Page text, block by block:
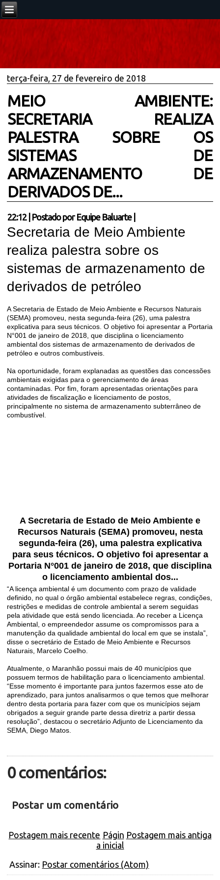
terça-feira, 27 de fevereiro de 2018
MEIO AMBIENTE:
SECRETARIA REALIZA
PALESTRA SOBRE OS
SISTEMAS DE
ARMAZENAMENTO DE
DERIVADOS DE...
22:12| Postado por Equipe Baluarte
Secretaria de Meio Ambiente
realiza palestra sobre os
sistemas de armazenamento de
derivados de petróleo
A Secretaria de Estado de Meio Ambiente e Recursos Naturais
(SEMA) promoveu, nesta segunda-feira (26), uma palestra
explicativa para seus técnicos. O objetivo foi apresentar a Portaria
N°001 de janeiro de 2018, que disciplina o licenciamento
ambiental dos sistemas de armazenamento de derivados de
petróleo e outros combustíveis.
Na oportunidade, foram explanadas as questões das concessões
ambientais exigidas para o gerenciamento de áreas
contaminadas. Por fim, foram apresentadas orientações para
atividades de fiscalização e licenciamento de postos,
principalmente no sistema de armazenamento subterrâneo de
combustível.
A Secretaria de Estado de Meio Ambiente e
Recursos Naturais (SEMA) promoveu, nesta
segunda-feira (26), uma palestra explicativa
para seus técnicos. O objetivo foi apresentar a
Portaria N°001 de janeiro de 2018, que disciplina
o licenciamento ambiental dos...
“A licença ambiental é um documento com prazo de validade
definido, no qual o órgão ambiental estabelece regras, condições,
restrições e medidas de controle ambiental a serem seguidas
pela atividade que está sendo licenciada. Ao receber a Licença
Ambiental, o empreendedor assume os compromissos para a
manutenção da qualidade ambiental do local em que se instala”,
disse o secretário de Estado de Meio Ambiente e Recursos
Naturais, Marcelo Coelho.
Atualmente, o Maranhão possui mais de 40 municípios que
possuem termos de habilitação para o licenciamento ambiental.
“Esse momento é importante para juntos fazermos esse ato de
aprendizado, para juntos analisarmos o que temos que melhorar
dentro desta portaria para fazer com que os municípios sejam
obrigados a seguir grande parte dessa diretriz a partir dessa
resolução”, destacou o secretário Adjunto de Licenciamento da
SEMA, Diego Matos.
0 comentários:
Postar um comentário
Postagem mais recente Postagem mais antiga
Págin
a inicial
Assinar: Postar comentários (Atom)